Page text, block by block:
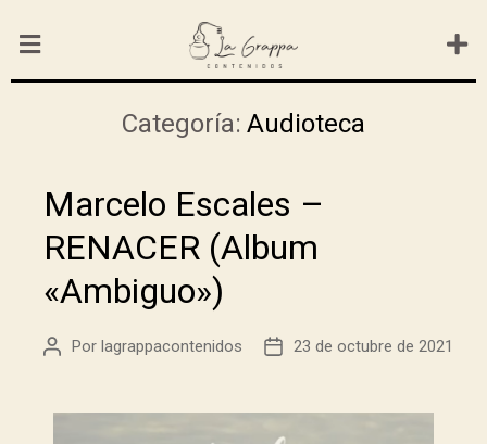
Categoría: Audioteca
Marcelo Escales –
RENACER (Album
«Ambiguo»)
Por lagrappacontenidos 23 de octubre de 2021